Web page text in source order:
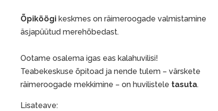
Õpiköögi keskmes on räimeroogade valmistamine
äsjapüütud merehõbedast.
Ootame osalema igas eas kalahuvilisi!
Teabekeskuse õpitoad ja nende tulem – värskete
räimeroogade mekkimine – on huvilistele tasuta.
Lisateave: